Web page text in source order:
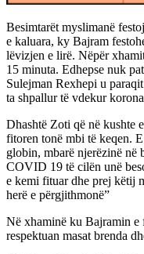
Besimtarët myslimanë
e kaluara, ky Bajram
lëvizjen e lirë. Nëpër
15 minuta. Edhepse nuk
Sulejman Rexhepi u
ta shpallur të vdekur
Dhashtë Zoti që në kushte
fitoren tonë mbi të keqen.
globin, mbarë njerëzinë në
COVID 19 të cilën unë
e kemi fituar dhe prej këtij
herë e përgjithmonë”
Në xhaminë ku Bajramin e
respektuan masat brenda